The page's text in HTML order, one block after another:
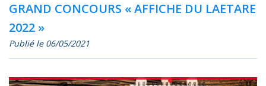
GRAND CONCOURS « AFFICHE DU LAETARE
2022 »
Publié le 06/05/2021